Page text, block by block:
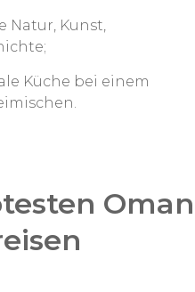
Natur, Kunst,
Küche bei einem
Oman